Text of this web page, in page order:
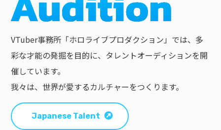
VTuber事務所「ホロライブプロダクション」では、多
彩な才能の発掘を目的に、タレントオーディションを開
催しています。
我々は、世界が愛するカルチャーをつくります。
Japanese Talent